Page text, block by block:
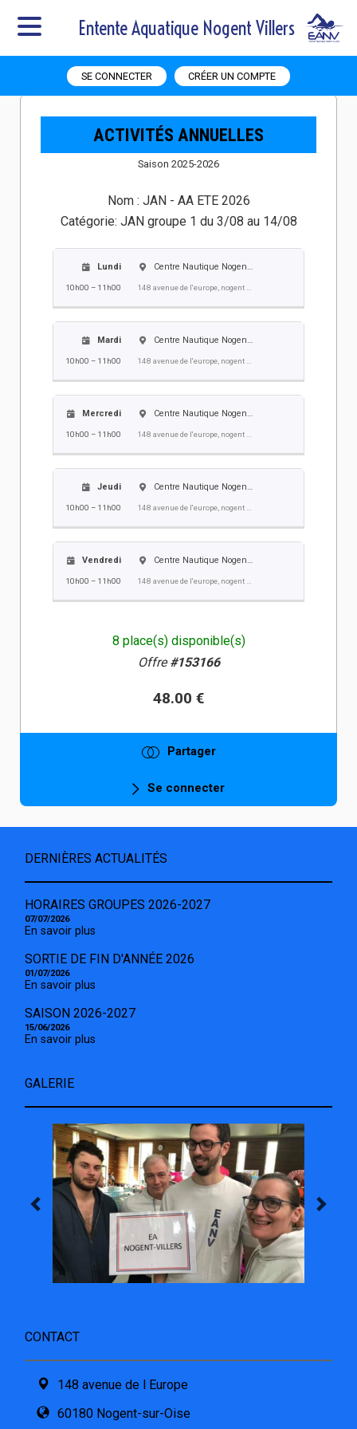
Entente Aquatique Nogent Villers
SE CONNECTER CRÉER UN COMPTE
ACTIVITÉS ANNUELLES
Saison 2025-2026
Nom : JAN - AA ETE 2026
Catégorie: JAN groupe 1 du 3/08 au 14/08
Lundi
10h00 – 11h00
Centre Nautique Nogent Villers
Mardi
10h00 – 11h00
Centre Nautique Nogent Villers
Mercredi
10h00 – 11h00
Centre Nautique Nogent Villers
Jeudi
10h00 – 11h00
Centre Nautique Nogent Villers
Vendredi
10h00 – 11h00
Centre Nautique Nogent Villers
8 place(s) disponible(s)
Offre#153166
48.00 €
Partager
Se connecter
DERNIÈRES ACTUALITÉS
HORAIRES GROUPES 2026-2027
07/07/2026
En savoir plus
SORTIE DE FIN D'ANNÉE 2026
01/07/2026
En savoir plus
SAISON 2026-2027
15/06/2026
En savoir plus
GALERIE
CONTACT
148 avenue de l Europe
60180 Nogent-sur-Oise